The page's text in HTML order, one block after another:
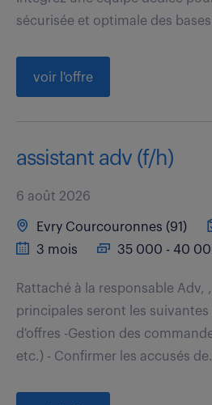
sécurisée et optimale des
voir l'offre
assistant adv (f/h)
6 août 2026
Evry Courcouronnes (91)
3 mois
35 000 - 40
Rattaché à la responsable Adv,
principales seront les
d'offres -Gestion des
etc.) - Confirmer les accusés